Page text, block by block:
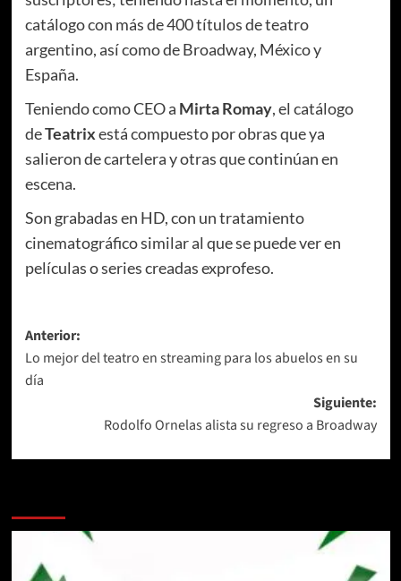
catálogo con más de 400 títulos de teatro
argentino, así como de Broadway, México y
España.
Teniendo como CEO a Mirta Romay, el catálogo
deTeatrixestá compuesto por obras que ya
salieron de cartelera y otras que continúan en
escena.
Son grabadas en HD, con un tratamiento
cinematográfico similar al que se puede ver en
películas o series creadas exprofeso.
Navegación
de
entradas
Anterior:
Lo mejor del teatro en streaming para los abuelos en su
día
Siguiente:
Rodolfo Ornelas alista su regreso a Broadway